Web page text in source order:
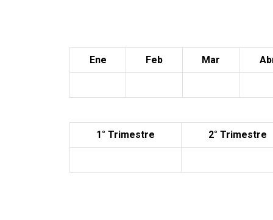
Ene Feb Mar
1° Trimestre 2° Trimestre